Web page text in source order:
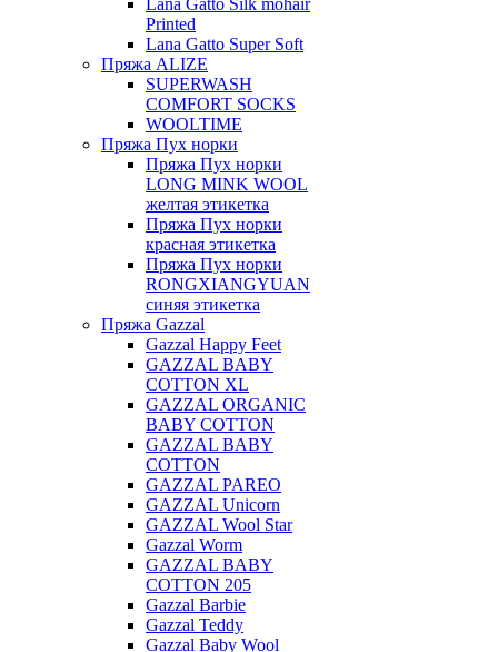
Lana Gatto Silk mohair
Printed
Lana Gatto Super Soft
Пряжа ALIZE
SUPERWASH
COMFORT SOCKS
WOOLTIME
Пряжа Пух норки
Пряжа Пух норки
LONG MINK WOOL
желтая этикетка
Пряжа Пух норки
красная этикетка
Пряжа Пух норки
RONGXIANGYUAN
синяя этикетка
Пряжа Gazzal
Gazzal Happy Feet
GAZZAL BABY
COTTON XL
GAZZAL ORGANIC
BABY COTTON
GAZZAL BABY
COTTON
GAZZAL PAREO
GAZZAL Unicorn
GAZZAL Wool Star
Gazzal Worm
GAZZAL BABY
COTTON 205
Gazzal Barbie
Gazzal Teddy
Gazzal Baby Wool